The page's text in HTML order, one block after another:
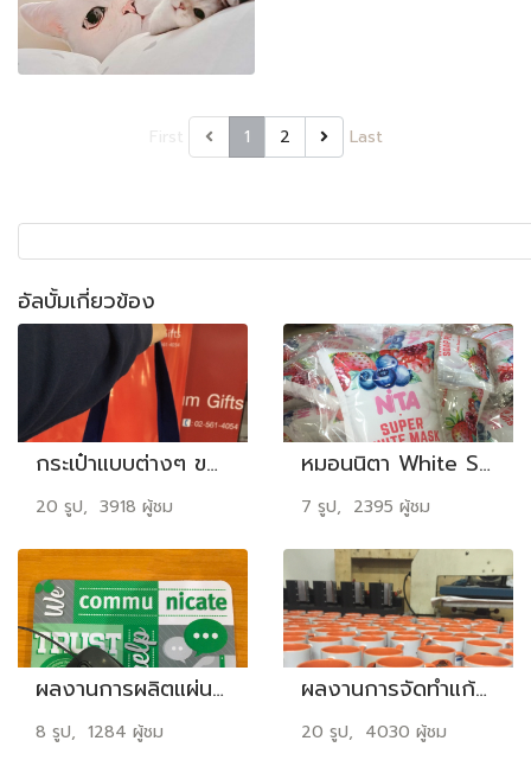
1 2 Last
อัลบั้มเกี่ยวข้อง
กระเป๋าแบบต่างๆ ของเมเจอร์ ซีนีเพล็ก
20 รูป, 3918 ผู้ชม
หมอนนิตา White Soap
7 รูป, 2395 ผู้ชม
ผลงานการผลิตแผ่นรองเม้าส์
8 รูป, 1284 ผู้ชม
ผลงานการจัดทำแก้วแบบต่างๆ
20 รูป, 4030 ผู้ชม